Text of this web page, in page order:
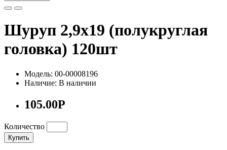
Шуруп 2,9х19 (полукруглая
головка) 120шт
Модель: 00-00008196
Наличие: В наличии
105.00Р
Количество
Купить